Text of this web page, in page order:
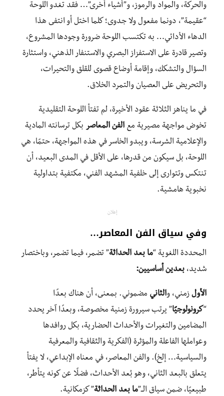
والحركة، والمواد والرموز، و”أشياء أخرى”… فقد تغدو اللوحة
“عقيمة”، دونما مفعول ولا جدوى؛ كلما اختل أو انتفى هذا
الدهاء الأدائي… به تكتسب اللوحة ضرورة وجودها المشروع،
وتصير قادرة على الاستفزاز البصري والاستنفار الذهني، واستثارة
السؤال والتشكك، وإقامة أوضاع قصوى للقلق والتحيرات،
والتحريض على العصيان والتمرد الخلاق.
في ما يناهز الثلاثة عقود الأخيرة، لم تفتأ اللوحة التقليدية
تخوض مواجهة مصيرية مع الفن المعاصر بكل ترسانته المادية
والإعلامية الشرسة، ويبدو الخاسر في هذه المواجهة، حتمًا، هي
اللوحة، بل سيكون من قدرها، على الأقل في المدى البعيد، أن
تنتكس وتتوارى إلى خلفية المشهد الفني، مكتفية بتداولية
نخبوية هامشية.
إعلان
وفي سياق الفن المعاصر…
المحددة اللغوية “ما بعد الحداثة” تضمر، فيما تضمر، وباختصار
شديد، بعدين أساسيين:
الأول زمني، والثاني مضموني. بمعنى، أن هناك بعدًا
“كرونولوجيًا” يرتب سيرورة زمنية مخصوصة، وبعدًا آخر يحدد
المضامين والتغيرات والأحداث الحضارية، بكل روافدها
وعواملها الفاعلة والمؤثرة (الفكرية والثقافية والمعرفية
والسياسية… إلخ). والفن المعاصر، في معناه الإبداعي، لا يفتأ
يتعلق بالبعد الثاني، وهو بُعد الأحداث، فضلًا عن كونه يتأطر،
طبيعيًا، ضمن سياق الــ”ما بعد الحداثة” كزمكانية.